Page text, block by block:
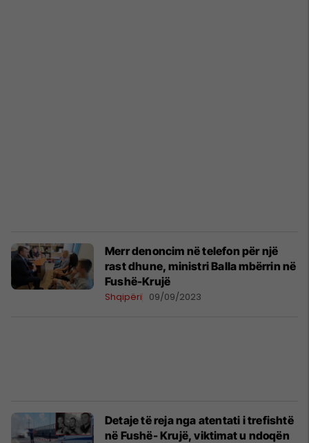
Merr denoncim në telefon për një
rast dhune, ministri Balla mbërrin në
Fushë-Krujë
Shqipëri 09/09/2023
Detaje të reja nga atentati i trefishtë
në Fushë- Krujë, viktimat u ndoqën